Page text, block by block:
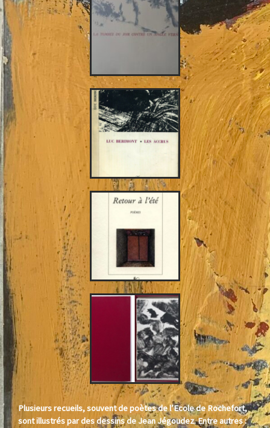
Plusieurs recueils, souvent de poètes de l’Ecole de Rochefort,
sont illustrés par des dessins de Jean Jégoudez. Entre autres :